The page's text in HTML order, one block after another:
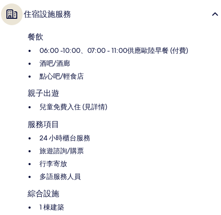
住宿設施服務
餐飲
06:00 -10:00、07:00 - 11:00供應歐陸早餐 (付費)
酒吧/酒廊
點心吧/輕食店
親子出遊
兒童免費入住 (見詳情)
服務項目
24 小時櫃台服務
旅遊諮詢/購票
行李寄放
多語服務人員
綜合設施
1 棟建築